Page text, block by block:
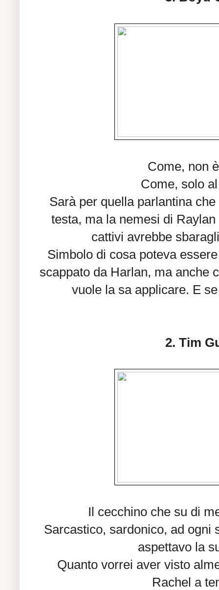
Come, non
Come, solo
Sarà per quella parlantina
testa, ma la nemesi di
cattivi avrebbe
Simbolo di cosa poteva
scappato da Harlan, ma anche
vuole la sa applicare. E
2. Tim
Il cecchino che su di
Sarcastico, sardonico, ad ogni
aspettavo la
Quanto vorrei aver visto
Rachel a